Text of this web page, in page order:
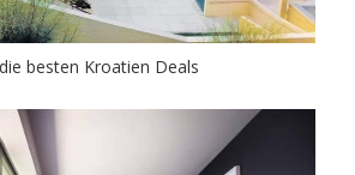
besten Kroatien Deals